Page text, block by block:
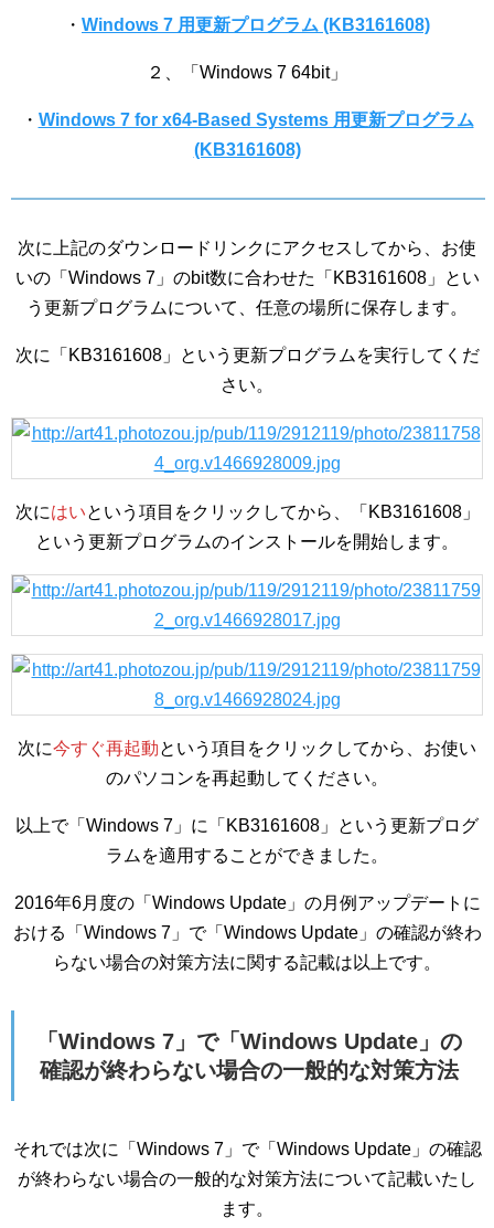
・ Windows 7 用更新プログラム (KB3161608)
２、「Windows 7 64bit」
・ Windows 7 for x64-Based Systems 用更新プログラム
(KB3161608)
次に上記のダウンロードリンクにアクセスしてから、お使
いの「Windows 7」のbit数に合わせた「KB3161608」とい
う更新プログラムについて、任意の場所に保存します。
次に「KB3161608」という更新プログラムを実行してくだ
さい。
次にはいという項目をクリックしてから、「KB3161608」
という更新プログラムのインストールを開始します。
次に今すぐ再起動という項目をクリックしてから、お使い
のパソコンを再起動してください。
以上で「Windows 7」に「KB3161608」という更新プログ
ラムを適用することができました。
2016年6月度の「Windows Update」の月例アップデートに
おける「Windows 7」で「Windows Update」の確認が終わ
らない場合の対策方法に関する記載は以上です。
「Windows 7」で「Windows Update」の
確認が終わらない場合の一般的な対策方法
それでは次に「Windows 7」で「Windows Update」の確認
が終わらない場合の一般的な対策方法について記載いたし
ます。